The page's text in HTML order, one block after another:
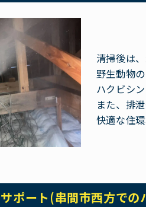
清掃後は
野生動物
ハクビシ
また、排
快適な住
ポート(串間市西方での